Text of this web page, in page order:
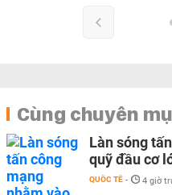
Cùng chuyên
Làn sóng
quỹ đầu cơ
QUỐC TẾ - 4 giờ